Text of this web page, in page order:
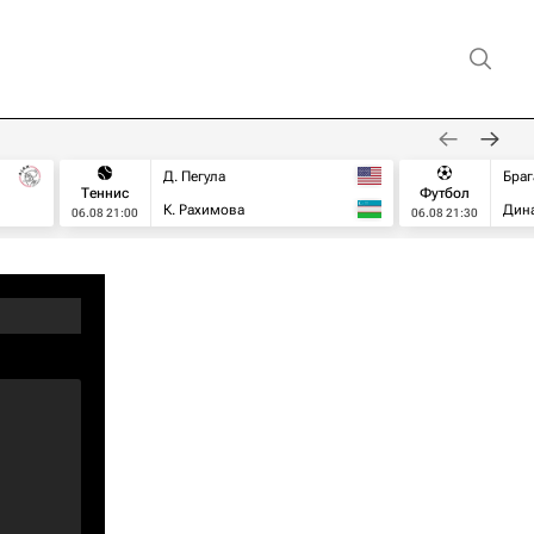
Теннис
06.08 21:00
Д. Пегула
К. Рахимова
Футбол
06.08 21:30